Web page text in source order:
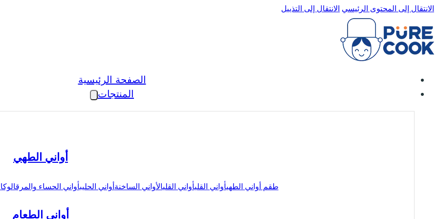
الانتقال إلى المحتوى الرئيسي الانتقال إلى التذييل
الصفحة الرئيسية
المنتجات
أواني الطهي
طقم أواني الطهيأواني القليأواني القليالأواني الساخنة أواني الحليبأواني الحساء والمرق
أواني الطعام